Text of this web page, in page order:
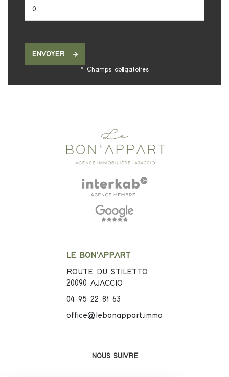
ENVOYER
* Champs obligatoires
LE BON'APPART
ROUTE DU STILETTO
20090 AJACCIO
04 95 22 81 63
office@lebonappart.immo
NOUS SUIVRE